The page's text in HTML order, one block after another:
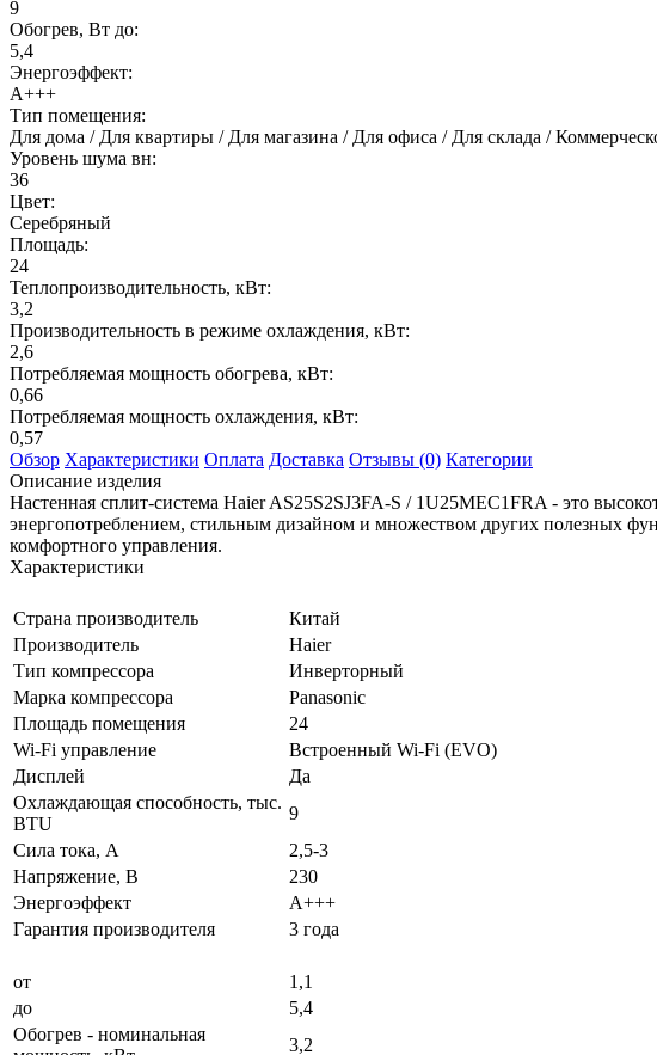
9
Обогрев, Вт до:
5,4
Энергоэффект:
А+++
Тип помещения:
Для дома / Для квартиры / Для магазина / Для офиса / Для склада /
Уровень шума вн:
36
Цвет:
Серебряный
Площадь:
24
Теплопроизводительность, кВт:
3,2
Производительность в режиме охлаждения, кВт:
2,6
Потребляемая мощность обогрева, кВт:
0,66
Потребляемая мощность охлаждения, кВт:
0,57
Обзор Характеристики Оплата Доставка Отзывы (0) Категории
Описание изделия
Настенная сплит-система Haier AS25S2SJ3FA-S / 1U25MEC1FRA - это
энергопотреблением, стильным дизайном и множеством других полезных
комфортного управления.
Характеристики
Страна производитель
Китай
Производитель
Haier
Тип компрессора
Инверторный
Марка компрессора
Panasonic
Площадь помещения
24
Wi-Fi управление
Встроенный Wi-Fi (EVO)
Дисплей
Да
Охлаждающая способность, тыс.
BTU
9
Сила тока, А
2,5-3
Напряжение, В
230
Энергоэффект
А+++
Гарантия производителя
3 года
от
1,1
до
5,4
Обогрев - номинальная
3,2